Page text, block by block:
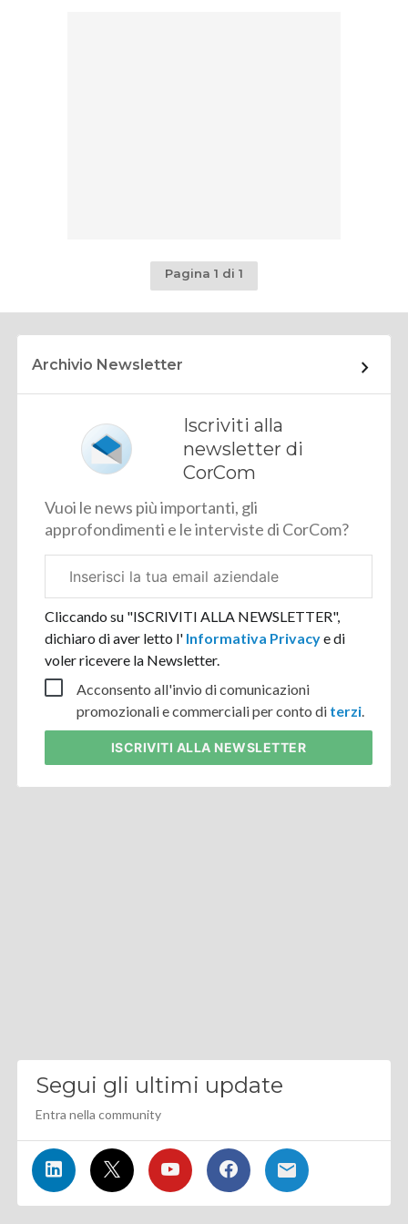
Pagina 1 di 1
Archivio Newsletter
Iscriviti alla
newsletter di
CorCom
Vuoi le news più importanti, gli
approfondimenti e le interviste di CorCom?
aziendale
Cliccando su "ISCRIVITI ALLA NEWSLETTER",
dichiaro di aver letto l' Informativa Privacye di
voler ricevere la Newsletter.
Acconsento all'invio di comunicazioni
promozionali e commerciali per conto di terzi.
ISCRIVITI ALLA NEWSLETTER
Segui gli ultimi update
Entra nella community